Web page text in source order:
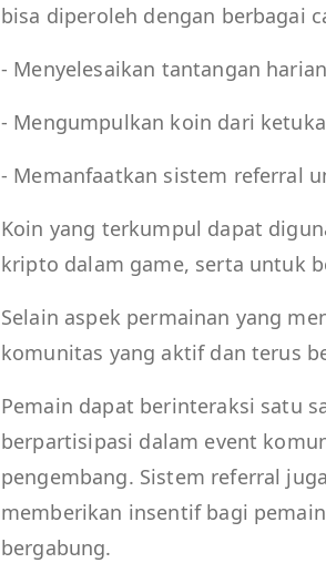
bisa diperoleh dengan berbagai
- Menyelesaikan tantangan
- Mengumpulkan koin dari
- Memanfaatkan sistem referral
Koin yang terkumpul dapat
kripto dalam game, serta untuk
Selain aspek permainan yang
komunitas yang aktif dan terus
Pemain dapat berinteraksi satu
berpartisipasi dalam event
pengembang. Sistem referral
memberikan insentif bagi
bergabung.